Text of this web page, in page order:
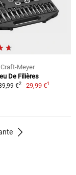
Craft-Meyer
De Filières
€2 29,99 €1